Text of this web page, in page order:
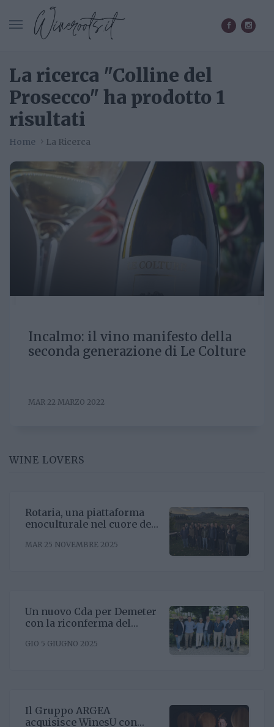
La ricerca "Colline del
Prosecco" ha prodotto 1
risultati
Home La Ricerca
Incalmo: il vino manifesto della
seconda generazione di Le Colture
MAR 22 MARZO 2022
WINE LOVERS
Rotaria, una piattaforma
enoculturale nel cuore del
MAR 25 NOVEMBRE 2025
Un nuovo Cda per Demeter
con la riconferma del
GIO 5 GIUGNO 2025
Il Gruppo ARGEA
acquisisce WinesU con